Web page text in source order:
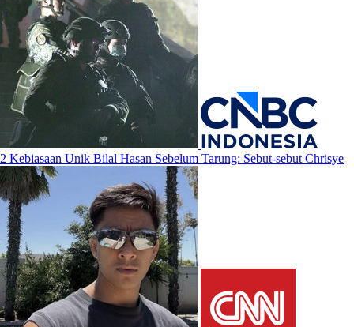
2 Kebiasaan Unik Bilal Hasan Sebelum Tarung: Sebut-sebut Chrisye